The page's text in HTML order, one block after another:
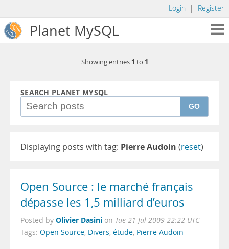
Login | Register
Planet MySQL
Showing entries 1 to 1
SEARCH PLANET MYSQL
GO
Displaying posts with tag: Pierre Audoin (reset)
Open Source : le marché français
dépasse les 1,5 milliard d’euros
Posted by Olivier Dasini on Tue 21 Jul 2009 22:22 UTC
Tags: Open Source, Divers, étude, Pierre Audoin